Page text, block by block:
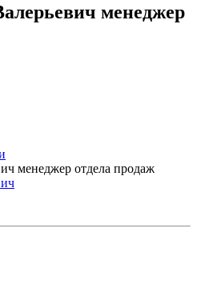
менеджер
менеджер отдела продаж